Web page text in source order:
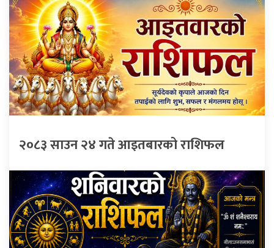
२०८३ साउन २४ गते आइतबारको राशिफल